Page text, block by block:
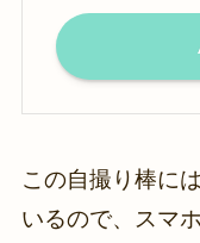
この自撮り棒には
いるので、スマ